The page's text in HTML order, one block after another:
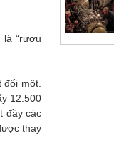
“rượu
một.
12.500
đầy các
thay